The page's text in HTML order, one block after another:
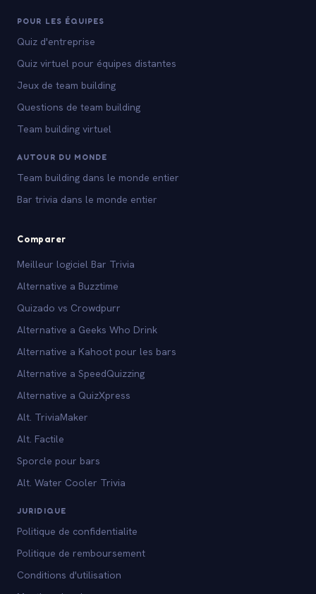
POUR LES ÉQUIPES
Quiz d'entreprise
Quiz virtuel pour équipes distantes
Jeux de team building
Questions de team building
Team building virtuel
AUTOUR DU MONDE
Team building dans le monde entier
Bar trivia dans le monde entier
Comparer
Meilleur logiciel Bar Trivia
Alternative a Buzztime
Quizado vs Crowdpurr
Alternative a Geeks Who Drink
Alternative a Kahoot pour les bars
Alternative a SpeedQuizzing
Alternative a QuizXpress
Alt. TriviaMaker
Alt. Factile
Sporcle pour bars
Alt. Water Cooler Trivia
JURIDIQUE
Politique de confidentialite
Politique de remboursement
Conditions d'utilisation